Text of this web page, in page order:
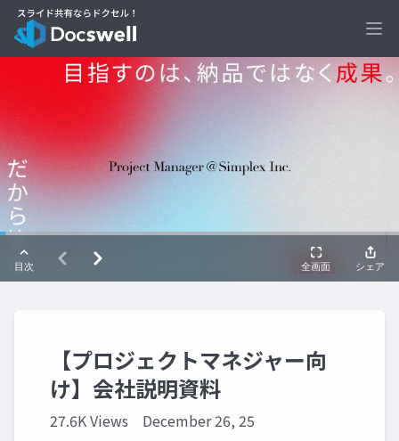
【プロジェクトマネジャー向
け】会社説明資料
27.6K Views December 26, 25